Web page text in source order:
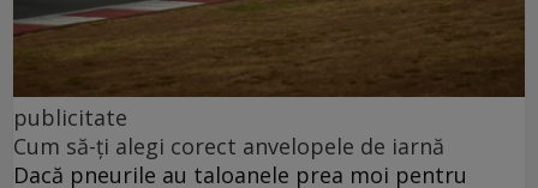
publicitate
Cum să-ți alegi corect anvelopele de iarnă
Dacă pneurile au taloanele prea moi pentru